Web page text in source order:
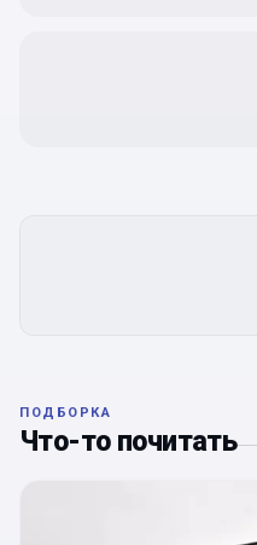
ПОДБОРКА
Что-то почитать